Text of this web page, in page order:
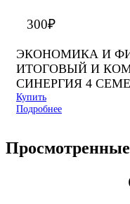
300₽
ЭКОНОМИКА И
ИТОГОВЫЙ И
СИНЕРГИЯ 4
Купить
Подробнее